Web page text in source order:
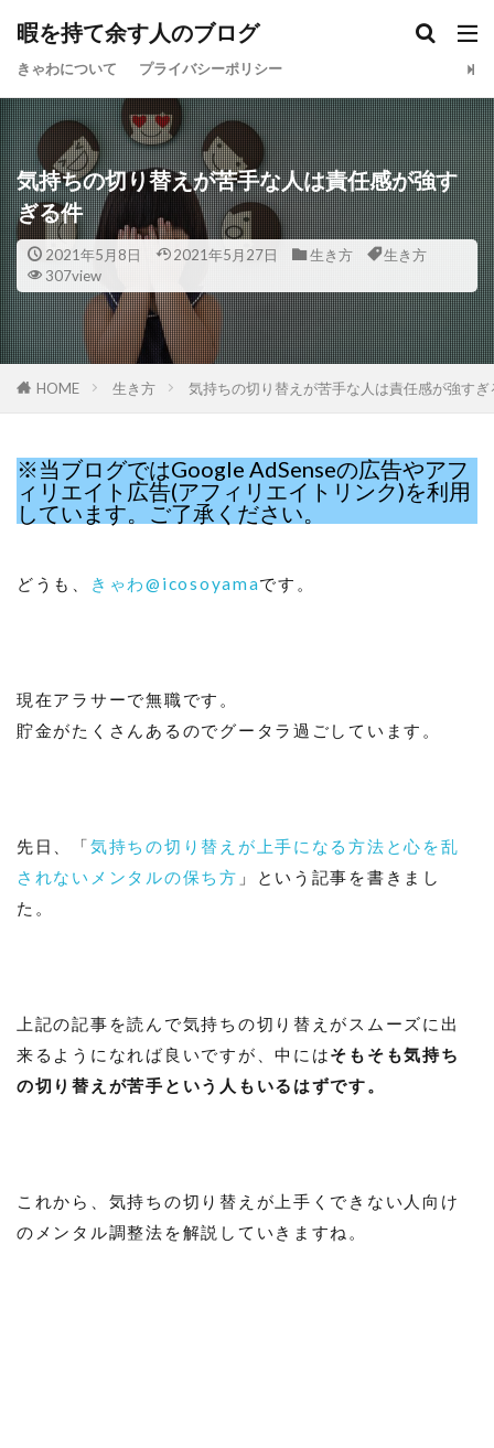
暇を持て余す人のブログ
きゃわについて プライバシーポリシー
気持ちの切り替えが苦手な人は責任感が強す
ぎる件
2021年5月8日 2021年5月27日 生き方
生き方
307view
HOME 生き方 気持ちの切り替えが苦手な人は責任感が強すぎ
※当ブログではGoogle AdSenseの広告やアフ
ィリエイト広告(アフィリエイトリンク)を利用
しています。ご了承ください。
どうも、 きゃわ@icosoyamaです。
現在アラサーで無職です。
貯金がたくさんあるのでグータラ過ごしています。
先日、「気持ちの切り替えが上手になる方法と心を乱
されないメンタルの保ち方 」という記事を書きまし
た。
上記の記事を読んで気持ちの切り替えがスムーズに出
来るようになれば良いですが、中にはそもそも気持ち
の切り替えが苦手という人もいるはずです。
これから、気持ちの切り替えが上手くできない人向け
のメンタル調整法を解説していきますね。